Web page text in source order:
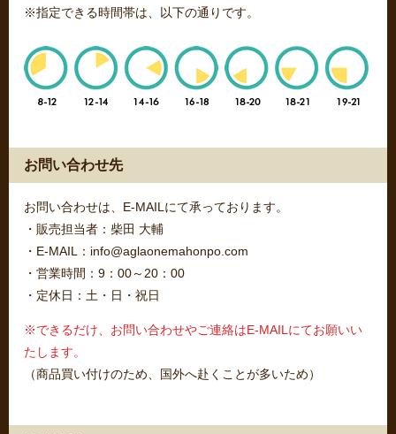
※指定できる時間帯は、以下の通りです。
お問い合わせ先
お問い合わせは、E-MAILにて承っております。
・販売担当者：柴田 大輔
・E-MAIL：info@aglaonemahonpo.com
・営業時間：9：00～20：00
・定休日：土・日・祝日
※できるだけ、お問い合わせやご連絡はE-MAILにてお願いい
たします。
（商品買い付けのため、国外へ赴くことが多いため）